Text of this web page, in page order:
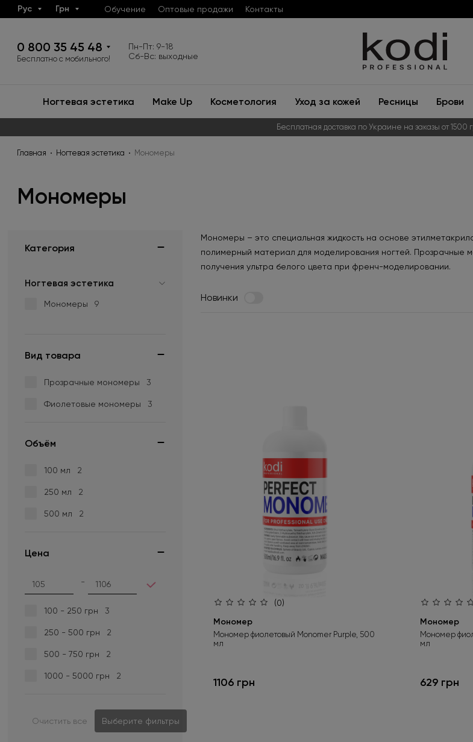
Рус Грн Обучение Оптовые продажи Контакты
0 800 35 45 48
Бесплатно с мобильного!
Пн-Пт: 9-18
Сб-Вс: выходные
Ногтевая эстетика Make Up Косметология Уход за кожей Ресницы Брови
Бесплатная доставка по Украине на заказы от 1500
Главная Ногтевая эстетика Мономеры
Мономеры
Категория
Ногтевая эстетика
Мономеры 9
Вид товара
Прозрачные мономеры 3
Фиолетовые мономеры 3
Объём
100 мл 2
250 мл 2
500 мл 2
Цена
-
100 - 250 грн 3
250 - 500 грн 2
500 - 750 грн 2
1000 - 5000 грн 2
Очистить все Выберите фильтры
Мономеры – это специальная жидкость на основе
полимерный материал для моделирования ногтей. Прозрачные
получения ультра белого цвета при френч-моделировании.
Новинки
(0)
Мономер
Мономер фиолетовый Monomer Purple, 500
мл
1106 грн
Мономер
Мономер
мл
629 грн